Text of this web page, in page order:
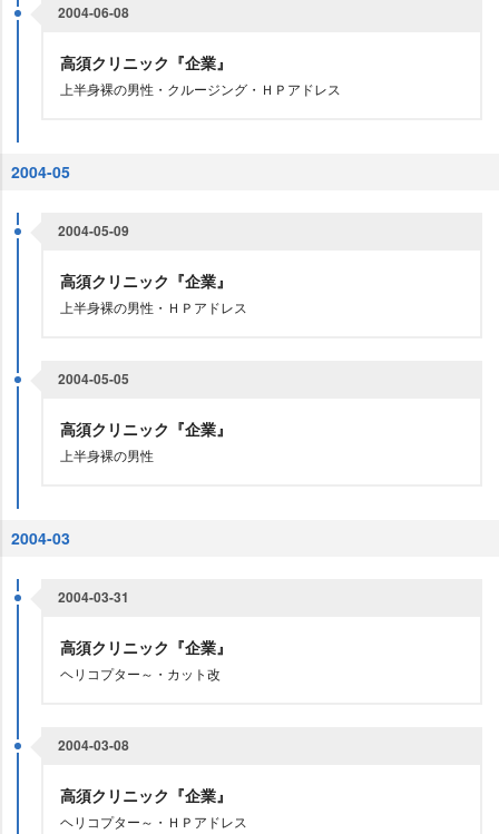
2004-06-08
高須クリニック『企業』
上半身裸の男性・クルージング・ＨＰアドレス
2004-05
2004-05-09
高須クリニック『企業』
上半身裸の男性・ＨＰアドレス
2004-05-05
高須クリニック『企業』
上半身裸の男性
2004-03
2004-03-31
高須クリニック『企業』
ヘリコプター～・カット改
2004-03-08
高須クリニック『企業』
ヘリコプター～・ＨＰアドレス